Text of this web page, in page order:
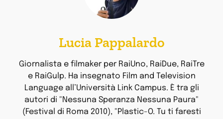
Lucia Pappalardo
Giornalista e filmaker per RaiUno, RaiDue, RaiTre
e RaiGulp. Ha insegnato Film and Television
Language all’Università Link Campus. È tra gli
autori di "Nessuna Speranza Nessuna Paura"
(Festival di Roma 2010), "Plastic-O. Tu ti faresti